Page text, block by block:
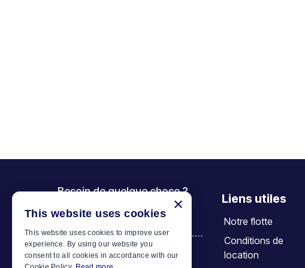
Besoin de quelque chose ?
Appelez-nous
+30 6944 833 391
Liens utiles
Notre flotte
Conditions de
location
×
This website uses cookies
This website uses cookies to improve user
experience. By using our website you
consent to all cookies in accordance with our